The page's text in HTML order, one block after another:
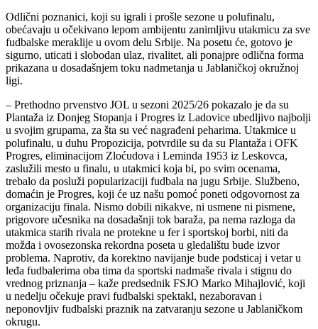
Odlični poznanici, koji su igrali i prošle sezone u polufinalu,
obećavaju u očekivano lepom ambijentu zanimljivu utakmicu za sve
fudbalske meraklije u ovom delu Srbije. Na posetu će, gotovo je
sigurno, uticati i slobodan ulaz, rivalitet, ali ponajpre odlična forma
prikazana u dosadašnjem toku nadmetanja u Jablaničkoj okružnoj
ligi.
– Prethodno prvenstvo JOL u sezoni 2025/26 pokazalo je da su
Plantaža iz Donjeg Stopanja i Progres iz Ladovice ubedljivo najbolji
u svojim grupama, za šta su već nagrađeni peharima. Utakmice u
polufinalu, u duhu Propozicija, potvrdile su da su Plantaža i OFK
Progres, eliminacijom Zloćudova i Leminda 1953 iz Leskovca,
zaslužili mesto u finalu, u utakmici koja bi, po svim ocenama,
trebalo da posluži popularizaciji fudbala na jugu Srbije. Službeno,
domaćin je Progres, koji će uz našu pomoć poneti odgovornost za
organizaciju finala. Nismo dobili nikakve, ni usmene ni pismene,
prigovore učesnika na dosadašnji tok baraža, pa nema razloga da
utakmica starih rivala ne protekne u fer i sportskoj borbi, niti da
možda i ovosezonska rekordna poseta u gledalištu bude izvor
problema. Naprotiv, da korektno navijanje bude podsticaj i vetar u
leđa fudbalerima oba tima da sportski nadmaše rivala i stignu do
vrednog priznanja – kaže predsednik FSJO Marko Mihajlović, koji
u nedelju očekuje pravi fudbalski spektakl, nezaboravan i
neponovljiv fudbalski praznik na zatvaranju sezone u Jablaničkom
okrugu.